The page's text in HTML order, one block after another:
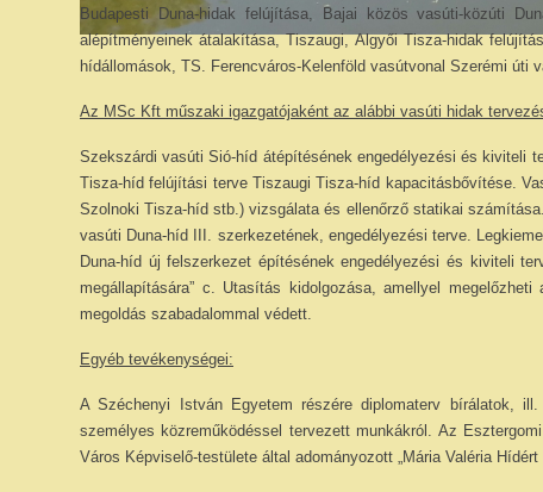
Budapesti Duna-hidak felújítása, Bajai közös vasúti-közúti
alépítményeinek átalakítása, Tiszaugi, Algyői Tisza-hidak
hídállomások, TS. Ferencváros-Kelenföld vasútvonal Szerémi úti
Az MSc Kft műszaki igazgatójaként az alábbi vasúti hidak
Szekszárdi vasúti Sió-híd átépítésének engedélyezési és kiviteli
Tisza-híd felújítási terve Tiszaugi Tisza-híd kapacitásbővítése.
Szolnoki Tisza-híd stb.) vizsgálata és ellenőrző statikai
vasúti Duna-híd III. szerkezetének, engedélyezési terve.
Duna-híd új felszerkezet építésének engedélyezési és kiviteli
megállapítására” c. Utasítás kidolgozása, amellyel
megoldás szabadalommal védett.
Egyéb tevékenységei:
A Széchenyi István Egyetem részére diplomaterv bírálatok,
személyes közreműködéssel tervezett munkákról. Az
Város Képviselő-testülete által adományozott „Mária Valéria